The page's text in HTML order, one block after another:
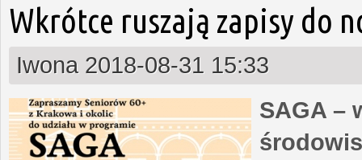
Wkrótce ruszają zapisy do
Iwona 2018-08-31 15:33
SAGA –